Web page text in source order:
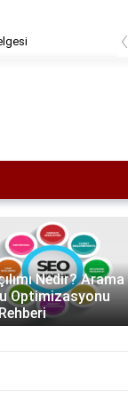
‹
Nedir? Arama
Optimizasyonu